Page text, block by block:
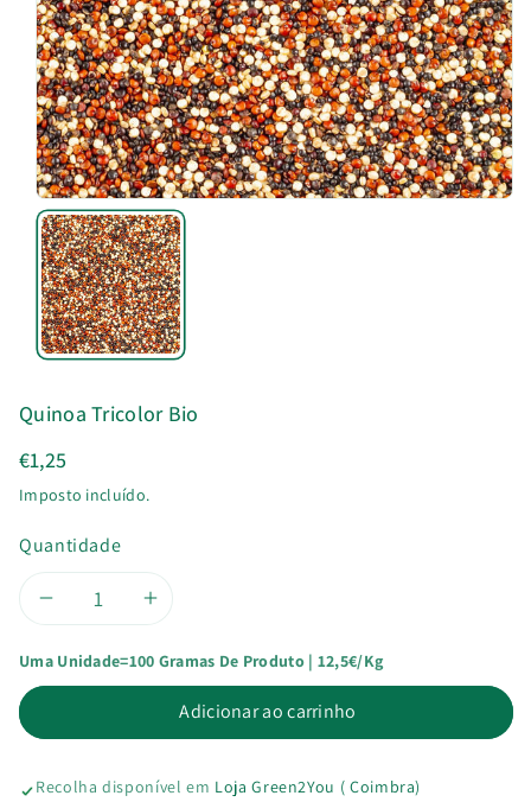
u
t
o
Quinoa Tricolor Bio
€1,25
Imposto incluído.
Quantidade
Diminuir
a
quantidade
de
Aumentar
a
quantidade
de
Uma Unidade=100 Gramas De Produto | 12,5€/kg
Adicionar ao carrinho
Recolha disponível em Loja Green2You ( Coimbra)